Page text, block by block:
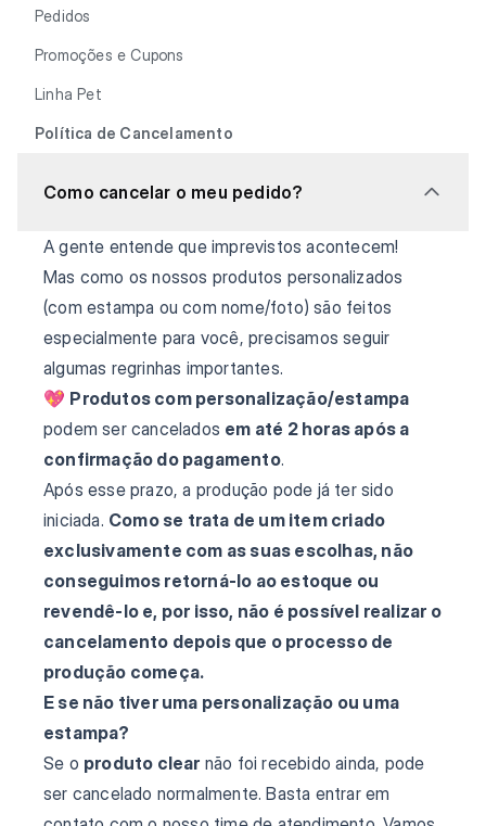
Pedidos
Promoções e Cupons
Linha Pet
Política de Cancelamento
Como cancelar o meu pedido?
A gente entende que imprevistos acontecem!
Mas como os nossos produtos personalizados
(com estampa ou com nome/foto) são feitos
especialmente para você, precisamos seguir
algumas regrinhas importantes.
💖 Produtos com personalização/estampa
podem ser cancelados em até 2 horas após a
confirmação do pagamento.
Após esse prazo, a produção pode já ter sido
iniciada. Como se trata de um item criado
exclusivamente com as suas escolhas, não
conseguimos retorná-lo ao estoque ou
revendê-lo e, por isso, não é possível realizar o
cancelamento depois que o processo de
produção começa.
E se não tiver uma personalização ou uma
estampa?
Se o produto clear não foi recebido ainda, pode
ser cancelado normalmente. Basta entrar em